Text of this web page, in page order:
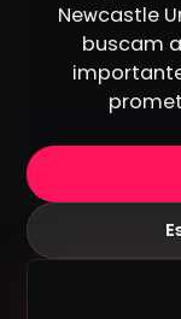
Newcastle
buscam